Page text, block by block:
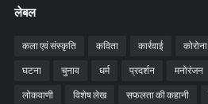
लेबल
कला एवं संस्कृति कविता कार्रवाई कोरोना
घटना चुनाव धर्म प्रदर्शन मनोरंजन
लोकवाणी विशेष लेख सफलता की कहानी